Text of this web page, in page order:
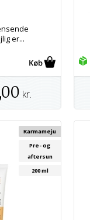
er...
kr.
Karmameju
Pre- og
aftersun
200 ml